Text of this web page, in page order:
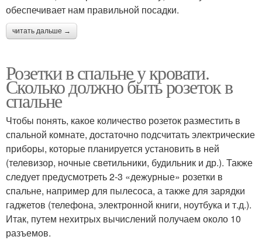
обеспечивает нам правильной посадки.
читать дальше →
Розетки в спальне у кровати.
Сколько должно быть розеток в
спальне
Чтобы понять, какое количество розеток разместить в
спальной комнате, достаточно подсчитать электрические
приборы, которые планируется установить в ней
(телевизор, ночные светильники, будильник и др.). Также
следует предусмотреть 2-3 «дежурные» розетки в
спальне, например для пылесоса, а также для зарядки
гаджетов (телефона, электронной книги, ноутбука и т.д.).
Итак, путем нехитрых вычислений получаем около 10
разъемов.